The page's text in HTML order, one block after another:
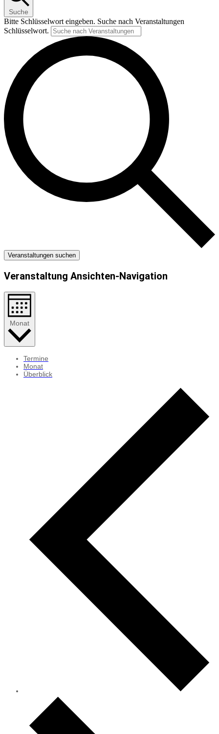
Suche
Bitte Schlüsselwort eingeben. Suche nach Veranstaltungen
Schlüsselwort.
Veranstaltungen suchen
Veranstaltung Ansichten-Navigation
Monat
Termine
Monat
Überblick